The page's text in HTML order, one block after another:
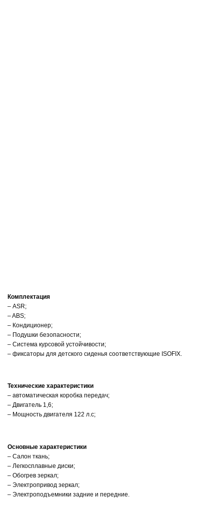
Комплектация
– ASR;
– ABS;
– Кондиционер;
– Подушки безопасности;
– Система курсовой устойчивости;
– фиксаторы для детского сиденья соответствующие ISOFIX.
Технические характеристики
– автоматическая коробка передач;
– Двигатель 1,6;
– Мощность двигателя 122 л.с;
Основные характеристики
– Салон ткань;
– Легкосплавные диски;
– Обогрев зеркал;
– Электропривод зеркал;
– Электроподъемники задние и передние.